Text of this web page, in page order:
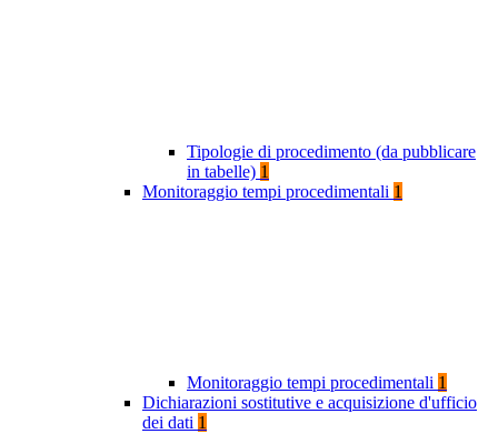
Tipologie di procedimento (da pubblicare
in tabelle) 1
Monitoraggio tempi procedimentali 1
Monitoraggio tempi procedimentali 1
Dichiarazioni sostitutive e acquisizione d'ufficio
dei dati 1